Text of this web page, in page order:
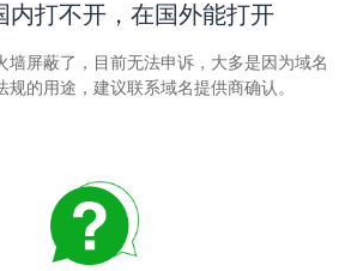
内打不开，在国外能打开
墙屏蔽了，目前无法申诉，大多是因为域名
的用途，建议联系域名提供商确认。